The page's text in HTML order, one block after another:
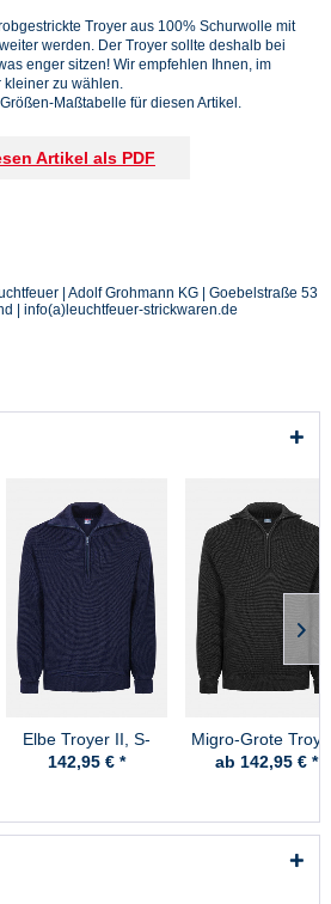
Troyer aus 100% Schurwolle mit
werden. Der Troyer sollte deshalb bei
enger sitzen! Wir empfehlen Ihnen, im
zu wählen.
Maßtabelle für diesen Artikel.
Artikel als PDF
| Adolf Grohmann KG | Goebelstraße 53
| info(a)leuchtfeuer-strickwaren.de
Elbe Troyer II, S-
Skipper Marine-Blau
142,95 € *
Migro-Grote
Schurwolle -
ab 142,95 € *